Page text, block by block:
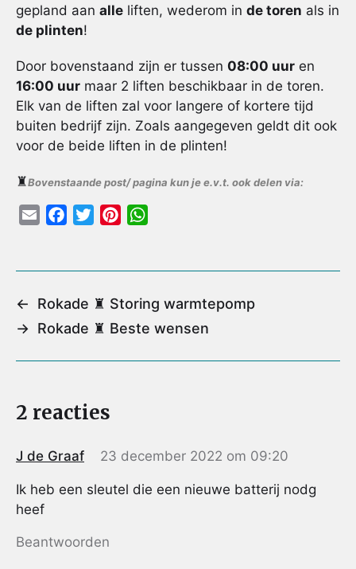
gepland aan alle liften, wederom in de toren als in
de plinten!
Door bovenstaand zijn er tussen 08:00 uur en
16:00 uur maar 2 liften beschikbaar in de toren.
Elk van de liften zal voor langere of kortere tijd
buiten bedrijf zijn. Zoals aangegeven geldt dit ook
voor de beide liften in de plinten!
♜Bovenstaande post/ pagina kun je e.v.t. ook delen via:
l
b
o
k
t
e
e
e
s
s
p
←
Rokade ♜ Storing warmtepomp
→ Rokade ♜ Beste wensen
2 reacties
J de Graaf 23 december 2022 om 09:20
Ik heb een sleutel die een nieuwe batterij nodg
heef
Beantwoorden